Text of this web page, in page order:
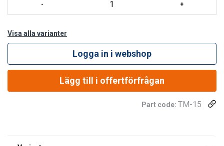
strong aluminum legs to w
Visa alla varianter
Logga in i webshop
Lägg till i offertförfrågan
Part code: TM-15